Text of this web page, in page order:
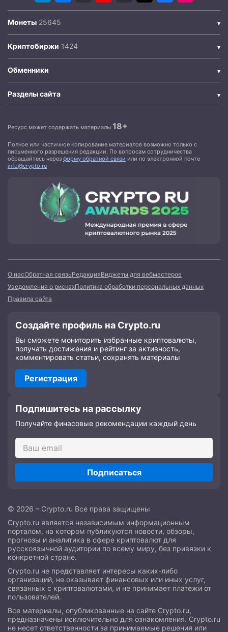
Монеты
Криптобиржи
Обменники
Разделы сайта
Ресурс может содержать материалы 18+
Полное или частичное копирование материалов возможно только с
письменного разрешения редакции. По вопросам сотрудничества
обращайтесь через форму обратной связи или по электронной почте
info@crypto.ru
О насОбратная связьРедакцияВиджеты для вебмастеров
Уведомления о рискахПолитика обработки персональных данных
Правила сайта
Создайте профиль на Crypto.ru
Вы сможете мониторить избранные криптовалюты,
получать достижения и рейтинг за активность,
комментировать статьи, сохранять материалы
Регистрация
Подпишитесь на рассылку
Получайте финасовые рекомендации каждый день
Подписаться
© 2026 – Crypto.ru Все права защищены
Crypto.ru является независимым информационным
порталом, на котором публикуются новости, обзоры,
прогнозы и аналитика в сфере криптовалют для
русскоязычной аудитории по всему миру, без привязки к
конкретной стране.
Crypto.ru не представляет интересы каких-либо
организаций, не оказывает финансовых или иных услуг,
связанных с криптовалютами, и не принимает платежи от
пользователей.
Все материалы, опубликованные на сайте Crypto.ru,
предназначены исключительно для ознакомления. Crypto.ru
не несет ответственности за принимаемые решения или